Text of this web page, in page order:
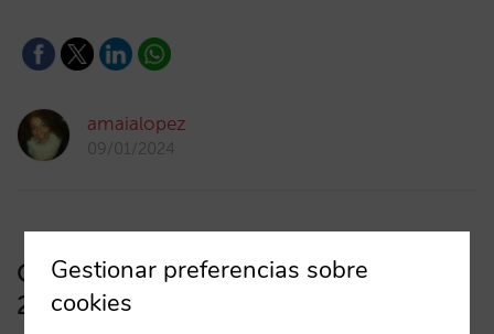
amaialopez
09/01/2024
Calendario de demanda Madrid
2023-24
Gestionar preferencias sobre
cookies